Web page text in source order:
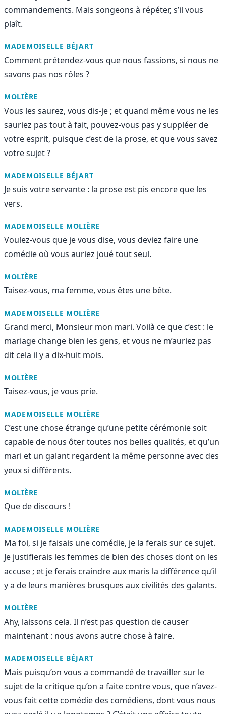
commandements. Mais songeons à répéter, s’il vous
plaît.
MADEMOISELLE BÉJART
Comment prétendez-vous que nous fassions, si nous ne
savons pas nos rôles ?
MOLIÈRE
Vous les saurez, vous dis-je ; et quand même vous ne les
sauriez pas tout à fait, pouvez-vous pas y suppléer de
votre esprit, puisque c’est de la prose, et que vous savez
votre sujet ?
MADEMOISELLE BÉJART
Je suis votre servante : la prose est pis encore que les
vers.
MADEMOISELLE MOLIÈRE
Voulez-vous que je vous dise, vous deviez faire une
comédie où vous auriez joué tout seul.
MOLIÈRE
Taisez-vous, ma femme, vous êtes une bête.
MADEMOISELLE MOLIÈRE
Grand merci, Monsieur mon mari. Voilà ce que c’est : le
mariage change bien les gens, et vous ne m’auriez pas
dit cela il y a dix-huit mois.
MOLIÈRE
Taisez-vous, je vous prie.
MADEMOISELLE MOLIÈRE
C’est une chose étrange qu’une petite cérémonie soit
capable de nous ôter toutes nos belles qualités, et qu’un
mari et un galant regardent la même personne avec des
yeux si différents.
MOLIÈRE
Que de discours !
MADEMOISELLE MOLIÈRE
Ma foi, si je faisais une comédie, je la ferais sur ce sujet.
Je justifierais les femmes de bien des choses dont on les
accuse ; et je ferais craindre aux maris la différence qu’il
y a de leurs manières brusques aux civilités des galants.
MOLIÈRE
Ahy, laissons cela. Il n’est pas question de causer
maintenant : nous avons autre chose à faire.
MADEMOISELLE BÉJART
Mais puisqu’on vous a commandé de travailler sur le
sujet de la critique qu’on a faite contre vous, que n’avez-
vous fait cette comédie des comédiens, dont vous nous